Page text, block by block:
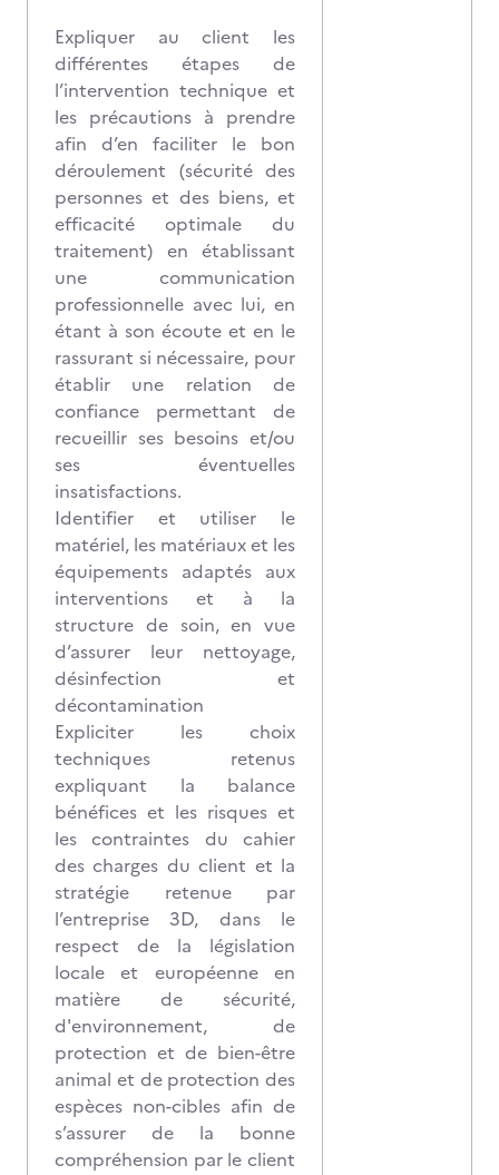
Expliquer au client les
différentes étapes de
l’intervention technique et
les précautions à prendre
afin d’en faciliter le bon
déroulement (sécurité des
personnes et des biens, et
efficacité optimale du
traitement) en établissant
une communication
professionnelle avec lui, en
étant à son écoute et en le
rassurant si nécessaire, pour
établir une relation de
confiance permettant de
recueillir ses besoins et/ou
ses éventuelles
insatisfactions.
Identifier et utiliser le
matériel, les matériaux et les
équipements adaptés aux
interventions et à la
structure de soin, en vue
d’assurer leur nettoyage,
désinfection et
décontamination
Expliciter les choix
techniques retenus
expliquant la balance
bénéfices et les risques et
les contraintes du cahier
des charges du client et la
stratégie retenue par
l’entreprise 3D, dans le
respect de la législation
locale et européenne en
matière de sécurité,
d'environnement, de
protection et de bien-être
animal et de protection des
espèces non-cibles afin de
s’assurer de la bonne
compréhension par le client